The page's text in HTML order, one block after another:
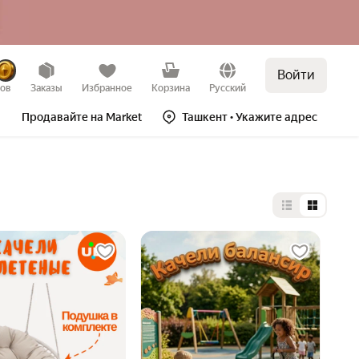
Заказы Избранное Корзина Русский
Войти
Продавайте на Market Ташкент• Укажите адрес
Выбор типа